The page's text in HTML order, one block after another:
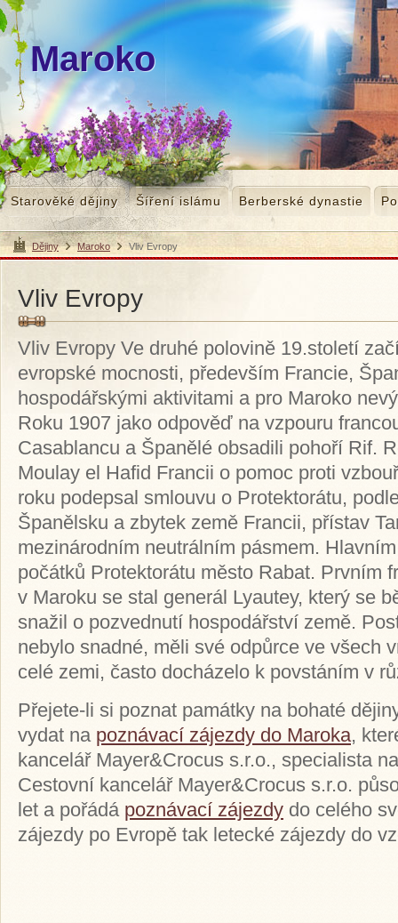
Maroko
Starověké dějiny Šíření islámu Berberské dynastie
Dějiny >
Maroko Vliv Evropy
Vliv Evropy
Vliv Evropy Ve druhé polovině 19.století
evropské mocnosti, především Francie,
hospodářskými aktivitami a pro Maroko
Roku 1907 jako odpověď na vzpouru
Casablancu a Španělé obsadili pohoří Rif.
Moulay el Hafid Francii o pomoc proti
roku podepsal smlouvu o Protektorátu,
Španělsku a zbytek země Francii, přístav
mezinárodním neutrálním pásmem.
počátků Protektorátu město Rabat. Prvním
v Maroku se stal generál Lyautey, který se
snažil o pozvednutí hospodářství země.
nebylo snadné, měli své odpůrce ve všech
celé zemi, často docházelo k povstáním v
Přejete-li si poznat památky na bohaté
vydat na poznávací zájezdy do Maroka,
kancelář Mayer&Crocus s.r.o., specialista
Cestovní kancelář Mayer&Crocus s.r.o.
let a pořádá poznávací zájezdy do celého
zájezdy po Evropě tak letecké zájezdy do